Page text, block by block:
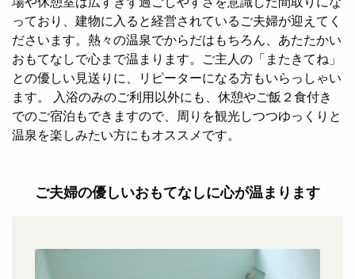
っており、建物に入ると経営されているご夫婦が迎えてく
ださいます。熱々の温泉でからだはもちろん、あたたかい
おもてなしで心まで温まります。ご主人の「またきてね」
との優しい見送りに、リピーターになる方もいらっしゃい
ます。 入浴のみのご利用以外にも、休憩やご飯２食付き
でのご宿泊もできますので、周りを観光しつつゆっくりと
温泉を楽しみたい方にもオススメです。
ご夫婦の優しいおもてなしに心が温まります